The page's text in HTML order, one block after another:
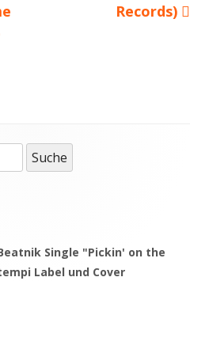
Records)
Suche
Single "Pickin' on the
Label und Cover